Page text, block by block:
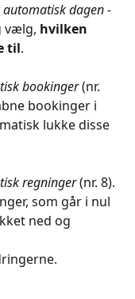
automatisk dagen -
vælg, hvilken
til.
bookinger (nr.
bookinger i
lukke disse
regninger (nr. 8).
som går i nul
ned og